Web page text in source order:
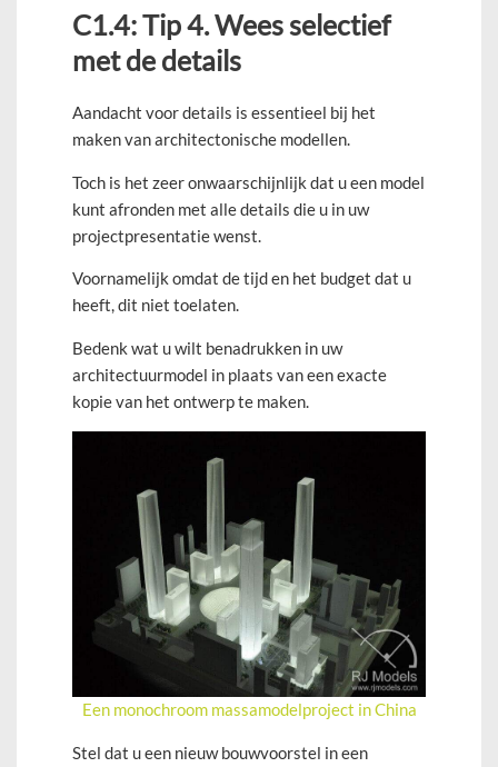
C1.4: Tip 4. Wees selectief
met de details
Aandacht voor details is essentieel bij het
maken van architectonische modellen.
Toch is het zeer onwaarschijnlijk dat u een model
kunt afronden met alle details die u in uw
projectpresentatie wenst.
Voornamelijk omdat de tijd en het budget dat u
heeft, dit niet toelaten.
Bedenk wat u wilt benadrukken in uw
architectuurmodel in plaats van een exacte
kopie van het ontwerp te maken.
Een monochroom massamodelproject in China
Stel dat u een nieuw bouwvoorstel in een